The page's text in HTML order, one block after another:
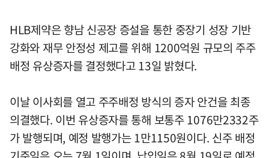
HLB제약은 향남 신공장 증설을 통한 중장기 성장 기반
강화와 재무 안정성 제고를 위해 1200억원 규모의 주주
배정 유상증자를 결정했다고 13일 밝혔다.
이날 이사회를 열고 주주배정 방식의 증자 안건을 최종
의결했다. 이번 유상증자를 통해 보통주 1076만2332주
가 발행되며, 예정 발행가는 1만1150원이다. 신주 배정